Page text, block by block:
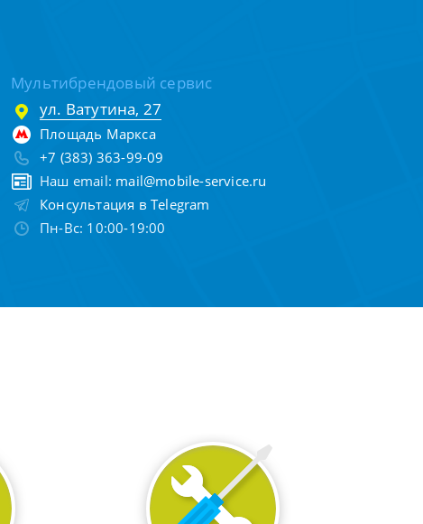
Мультибрендовый сервис
ул. Ватутина, 27
Площадь Маркса
+7 (383) 363-99-09
Наш email: mail@mobile-service.ru
Консультация в Telegram
Пн-Вс: 10:00-19:00